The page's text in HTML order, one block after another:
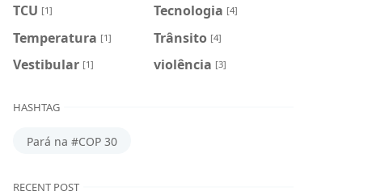
TCU [1] Tecnologia [4]
Temperatura [1] Trânsito [4]
Vestibular [1] violência [3]
HASHTAG
Pará na #COP 30
RECENT POST